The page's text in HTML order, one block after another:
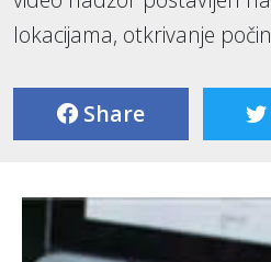
lokacijama, otkrivanje
Share